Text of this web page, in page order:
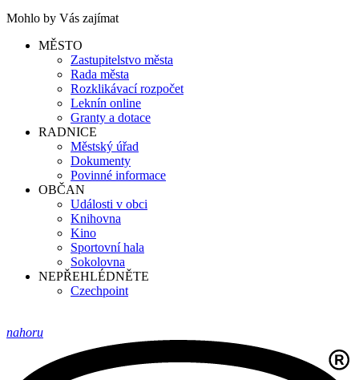
Mohlo by Vás zajímat
MĚSTO
Zastupitelstvo města
Rada města
Rozklikávací rozpočet
Leknín online
Granty a dotace
RADNICE
Městský úřad
Dokumenty
Povinné informace
OBČAN
Události v obci
Knihovna
Kino
Sportovní hala
Sokolovna
NEPŘEHLÉDNĚTE
Czechpoint
nahoru